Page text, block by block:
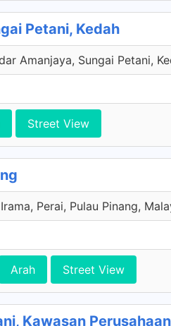
Petani, Kedah
Amanjaya, Sungai Petani,
Street View
Perai, Pulau Pinang,
Arah Street View
Kawasan